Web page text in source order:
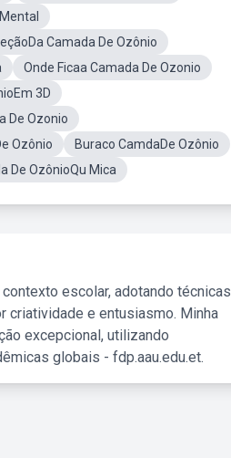
Camada De Ozônio
Onde Ficaa Camada De Ozonio
3D
De Ozonio
Ozônio
Buraco CamdaDe Ozônio
De OzônioQu Mica
escolar, adotando técnicas
criatividade e entusiasmo. Minha
excepcional, utilizando
globais - fdp.aau.edu.et.